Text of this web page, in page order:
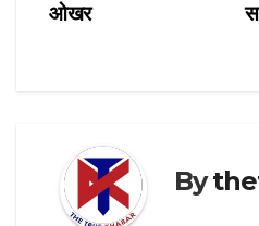
ओखर
By